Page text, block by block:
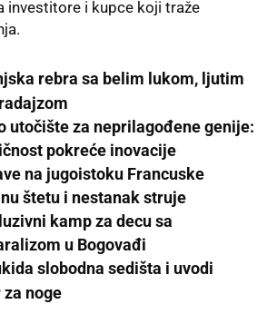
investitore i kupce koji traže
rebra sa belim lukom, ljutim
utočište za neprilagođene genije:
pokreće inovacije
na jugoistoku Francuske
štetu i nestanak struje
kamp za decu sa
u Bogovađi
slobodna sedišta i uvodi
noge